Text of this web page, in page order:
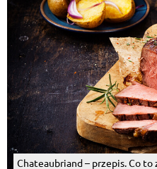
Chateaubriand – przepis. Co to